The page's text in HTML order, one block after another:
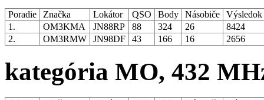
Poradie Značka Lokátor QSO Body Násobiče
Výsledok
1.
OM3KMA JN88RP 88 324 26
8424
2.
OM3RMW JN98DF 43 166 16 2656
kategória MO, 432